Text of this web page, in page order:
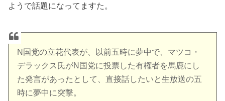
ようで話題になってますた。
N国党の立花代表が、以前五時に夢中で、マツコ・
デラックス氏がN国党に投票した有権者を馬鹿にし
た発言があったとして、直接話したいと生放送の五
時に夢中に突撃。